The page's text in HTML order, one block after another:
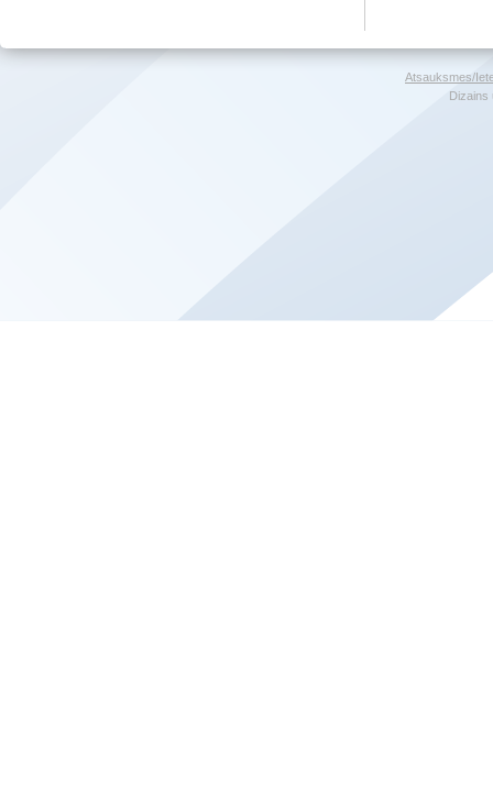
Atsauksmes/
Dizains